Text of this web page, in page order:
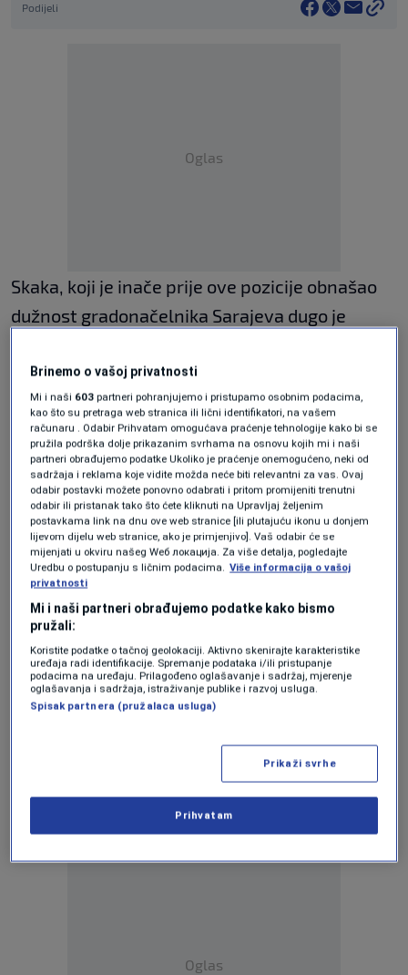
Podijeli
Oglas
Skaka, koji je inače prije ove pozicije obnašao
dužnost gradonačelnika Sarajeva dugo je
naslijedio prethodnika na ovoj poziciji Harisa
Lukovca. Skaka je predložen na ovu poziciju na
zahtjev Šefika Džaferovića, člana
Predsjedništva BiH.
Sultan bin Saad Al Muraikhi, ministar vanjskih
poslova Katara poželio je Skaki dobrodošlicu i
istakao da će biti pružena podrška s cijem još
jače i uspješnije saradnje između dvije zemlje.
Program N1 televizije možete pratiti UŽIVO
naovom linkukao i putem aplikacija
KATAR
Oglas
Brinemo o vašoj privatnosti
Mi i naši 603 partneri pohranjujemo i pristupamo osobnim podacima,
kao što su pretraga web stranica ili lični identifikatori, na vašem
računaru . Odabir Prihvatam omogućava praćenje tehnologije kako bi se
pružila podrška dolje prikazanim svrhama na osnovu kojih mi i naši
partneri obrađujemo podatke Ukoliko je praćenje onemogućeno, neki od
sadržaja i reklama koje vidite možda neće biti relevantni za vas. Ovaj
odabir postavki možete ponovno odabrati i pritom promijeniti trenutni
odabir ili pristanak tako što ćete kliknuti na Upravljaj željenim
postavkama link na dnu ove web stranice [ili plutajuću ikonu u donjem
lijevom dijelu web stranice, ako je primjenjivo]. Vaš odabir će se
mijenjati u okviru našeg Wеб локација. Za više detalja, pogledajte
Uredbu o postupanju s ličnim podacima. Više informacija o vašoj
privatnosti
Mi i naši partneri obrađujemo podatke kako bismo
pružali:
Koristite podatke o tačnoj geolokaciji. Aktivno skenirajte karakteristike
uređaja radi identifikacije. Spremanje podataka i/ili pristupanje
podacima na uređaju. Prilagođeno oglašavanje i sadržaj, mjerenje
oglašavanja i sadržaja, istraživanje publike i razvoj usluga.
Spisak partnera (pružalaca usluga)
Prikaži svrhe
Prihvatam